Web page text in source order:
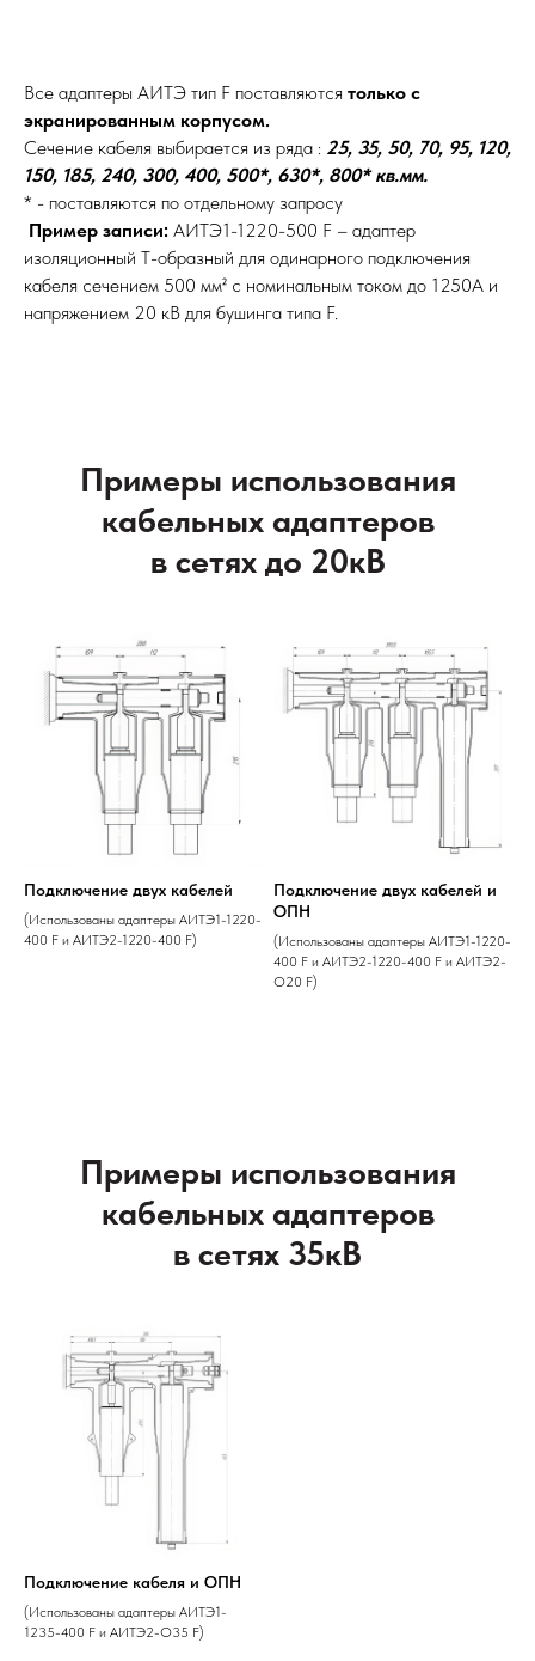
Все адаптеры АИТЭ тип F поставляются только с
экранированным корпусом.
Сечение кабеля выбирается из ряда : 25, 35, 50, 70, 95, 120,
150, 185, 240, 300, 400, 500*, 630*, 800* кв.мм.
* - поставляются по отдельному запросу
Пример записи: АИТЭ1-1220-500 F – адаптер
изоляционный Т-образный для одинарного подключения
кабеля сечением 500 мм² с номинальным током до 1250А и
напряжением 20 кВ для бушинга типа F.
Примеры использования
кабельных адаптеров
в сетях до 20кВ
Подключение двух кабелей
(Использованы адаптеры АИТЭ1-1220-
400 F и АИТЭ2-1220-400 F)
Подключение двух кабелей и
ОПН
(Использованы адаптеры АИТЭ1-1220-
400 F и АИТЭ2-1220-400 F и АИТЭ2-
О20 F)
Примеры использования
кабельных адаптеров
в сетях 35кВ
Подключение кабеля и ОПН
(Использованы адаптеры АИТЭ1-
1235-400 F и АИТЭ2-О35 F)